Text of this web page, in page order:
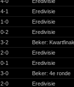
4-1
Eredivisie
1-0
Eredivisie
0-2
Eredivisie
3-2
Beker:
2-0
Eredivisie
0-1
Eredivisie
3-0
Beker: 4e ronde
2-0
Eredivisie